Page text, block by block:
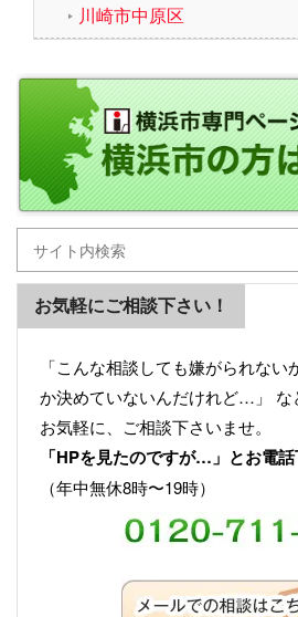
川崎市中原区
お気軽にご相談下さい！
「こんな相談しても嫌がられない
か決めていないんだけれど…」 な
お気軽に、ご相談下さいませ。
「HPを見たのですが…」とお電
（年中無休8時〜19時）